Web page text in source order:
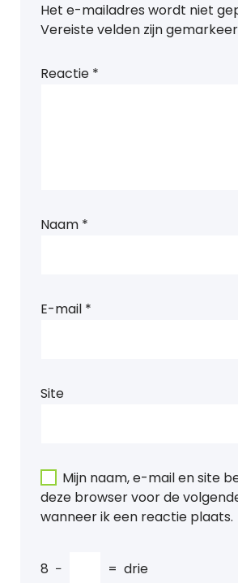
Het e-mailadres wordt niet
Vereiste velden zijn
Reactie *
Naam *
E-mail *
Site
Mijn naam, e-mail en site
deze browser voor de
wanneer ik een reactie plaats.
8 − = drie